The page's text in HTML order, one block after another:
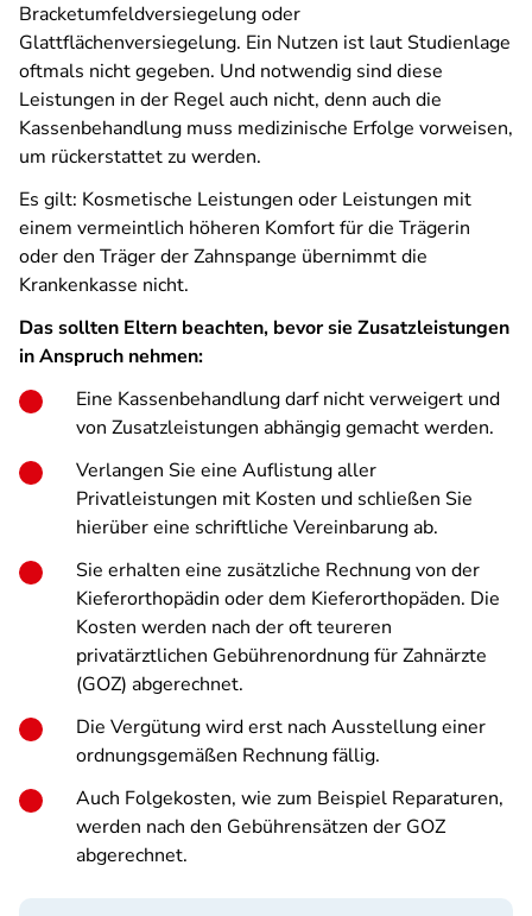
Bracketumfeldversiegelung oder
Glattflächenversiegelung. Ein Nutzen ist laut Studienlage
oftmals nicht gegeben. Und notwendig sind diese
Leistungen in der Regel auch nicht, denn auch die
Kassenbehandlung muss medizinische Erfolge vorweisen,
um rückerstattet zu werden.
Es gilt: Kosmetische Leistungen oder Leistungen mit
einem vermeintlich höheren Komfort für die Trägerin
oder den Träger der Zahnspange übernimmt die
Krankenkasse nicht.
Das sollten Eltern beachten, bevor sie Zusatzleistungen
in Anspruch nehmen:
Eine Kassenbehandlung darf nicht verweigert und
von Zusatzleistungen abhängig gemacht werden.
Verlangen Sie eine Auflistung aller
Privatleistungen mit Kosten und schließen Sie
hierüber eine schriftliche Vereinbarung ab.
Sie erhalten eine zusätzliche Rechnung von der
Kieferorthopädin oder dem Kieferorthopäden. Die
Kosten werden nach der oft teureren
privatärztlichen Gebührenordnung für Zahnärzte
(GOZ) abgerechnet.
Die Vergütung wird erst nach Ausstellung einer
ordnungsgemäßen Rechnung fällig.
Auch Folgekosten, wie zum Beispiel Reparaturen,
werden nach den Gebührensätzen der GOZ
abgerechnet.